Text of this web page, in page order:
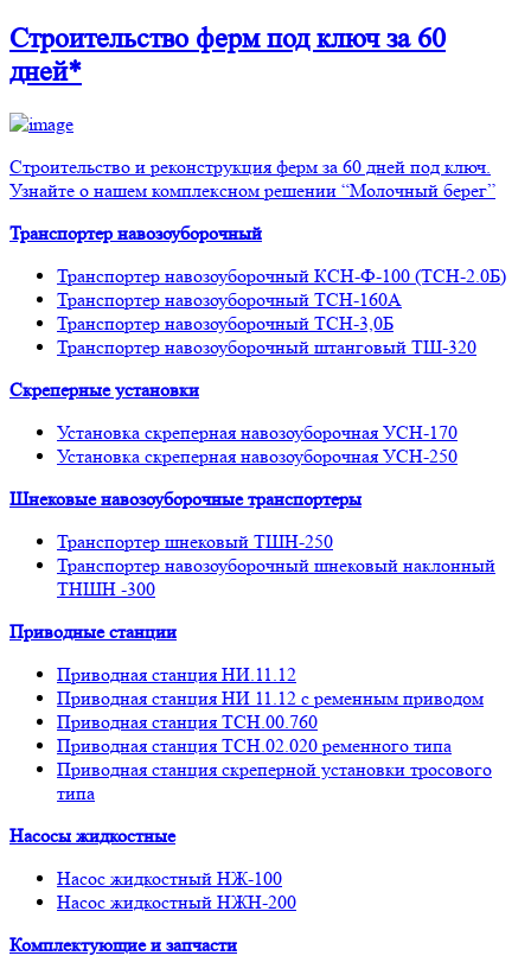
Строительство фермпод ключ за 60
дней*
Строительство и реконструкция ферм за 60 дней под ключ.
Узнайте о нашем комплексном решении “Молочный берег”
Транспортер навозоуборочный
Транспортер навозоуборочный КСН-Ф-100 (ТСН-2.0Б)
Транспортер навозоуборочный ТСН-160А
Транспортер навозоуборочный ТСН-3,0Б
Транспортер навозоуборочный штанговый ТШ-320
Скреперные установки
Установка скреперная навозоуборочная УСН-170
Установка скреперная навозоуборочная УСН-250
Шнековые навозоуборочные транспортеры
Транспортер шнековый ТШН-250
Транспортер навозоуборочный шнековый наклонный
ТНШН -300
Приводные станции
Приводная станция НИ.11.12
Приводная станция НИ 11.12 с ременным приводом
Приводная станция ТСН.00.760
Приводная станция ТСН.02.020 ременного типа
Приводная станция скреперной установки тросового
типа
Насосы жидкостные
Насос жидкостный НЖ-100
Насос жидкостный НЖН-200
Комплектующие и запчасти